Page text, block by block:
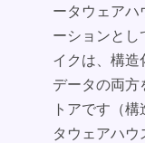
ータウェアハ
ーションとし
イクは、構造
データの両方
トアです（
タウェアハウ